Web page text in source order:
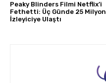
Peaky Blinders Filmi Netflix’i
Fethetti: Üç Günde 25 Milyon
İzleyiciye Ulaştı